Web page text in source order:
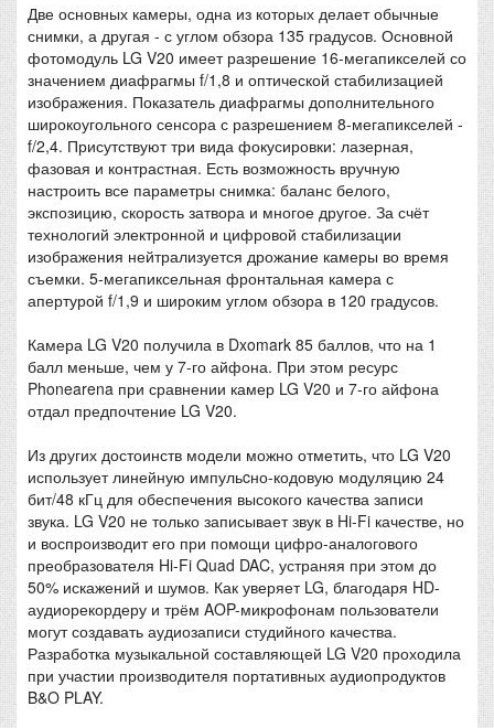
Две основных камеры, одна из которых делает обычные
снимки, а другая - с углом обзора 135 градусов. Основной
фотомодуль LG V20 имеет разрешение 16-мегапикселей со
значением диафрагмы f/1,8 и оптической стабилизацией
изображения. Показатель диафрагмы дополнительного
широкоугольного сенсора с разрешением 8-мегапикселей -
f/2,4. Присутствуют три вида фокусировки: лазерная,
фазовая и контрастная. Есть возможность вручную
настроить все параметры снимка: баланс белого,
экспозицию, скорость затвора и многое другое. За счёт
технологий электронной и цифровой стабилизации
изображения нейтрализуется дрожание камеры во время
съемки. 5-мегапиксельная фронтальная камера с
апертурой f/1,9 и широким углом обзора в 120 градусов.
Камера LG V20 получила в Dxomark 85 баллов, что на 1
балл меньше, чем у 7-го айфона. При этом ресурс
Phonearena при сравнении камер LG V20 и 7-го айфона
отдал предпочтение LG V20.
Из других достоинств модели можно отметить, что LG V20
использует линейную импульcно-кодовую модуляцию 24
бит/48 кГц для обеспечения высокого качества записи
звука. LG V20 не только записывает звук в Hi-Fi качестве, но
и воспроизводит его при помощи цифро-аналогового
преобразователя Hi-Fi Quad DAC, устраняя при этом до
50% искажений и шумов. Как уверяет LG, благодаря HD-
аудиорекордеру и трём AOP-микрофонам пользователи
могут создавать аудиозаписи студийного качества.
Разработка музыкальной составляющей LG V20 проходила
при участии производителя портативных аудиопродуктов
B&O PLAY.